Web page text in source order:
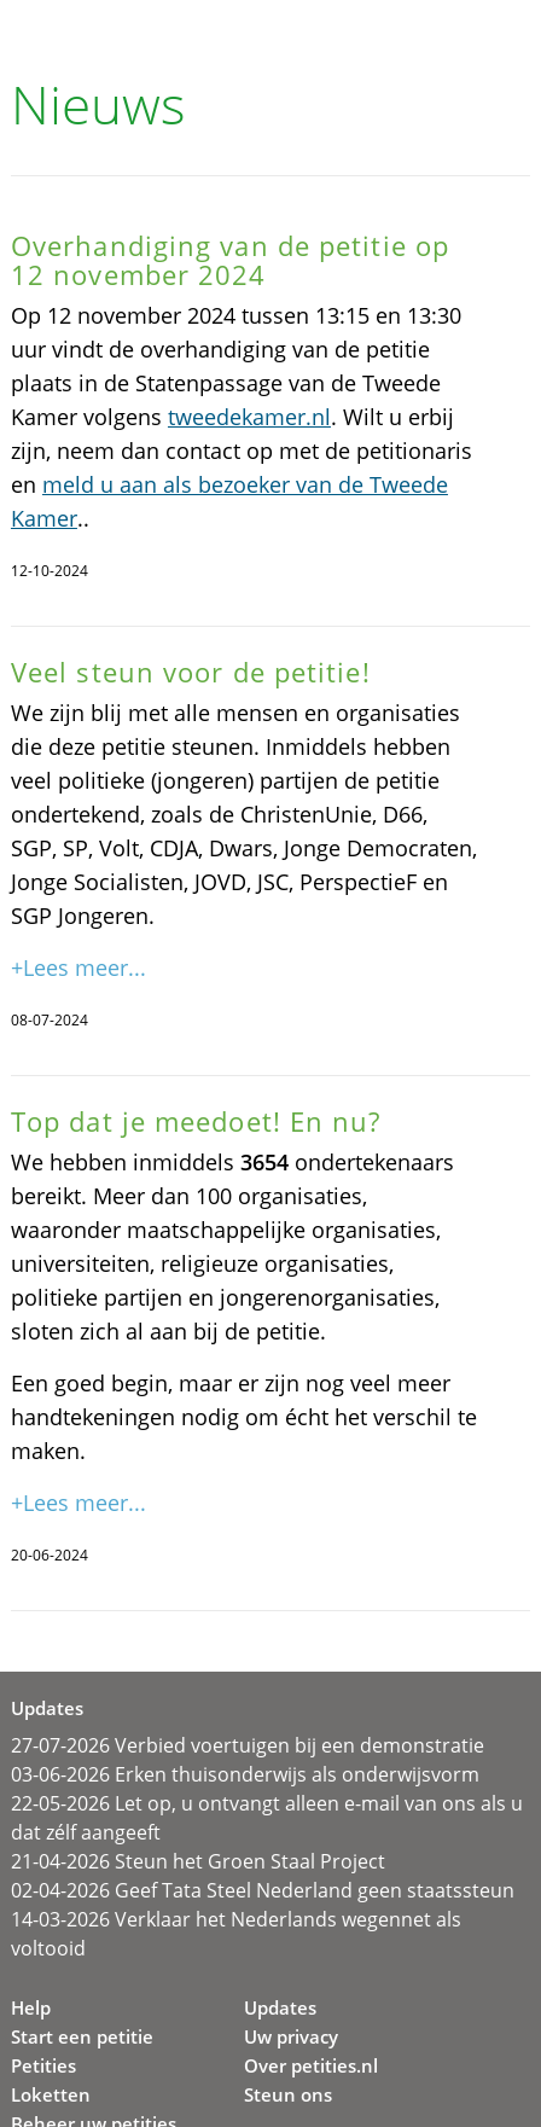
Nieuws
Overhandiging van de petitie op
12 november 2024
Op 12 november 2024 tussen 13:15 en 13:30
uur vindt de overhandiging van de petitie
plaats in de Statenpassage van de Tweede
Kamer volgens tweedekamer.nl. Wilt u erbij
zijn, neem dan contact op met de petitionaris
en meld u aan als bezoeker van de Tweede
Kamer..
12-10-2024
Veel steun voor de petitie!
We zijn blij met alle mensen en organisaties
die deze petitie steunen. Inmiddels hebben
veel politieke (jongeren) partijen de petitie
ondertekend, zoals de ChristenUnie, D66,
SGP, SP, Volt, CDJA, Dwars, Jonge Democraten,
Jonge Socialisten, JOVD, JSC, PerspectieF en
SGP Jongeren.
+Lees meer...
08-07-2024
Top dat je meedoet! En nu?
We hebben inmiddels 3654ondertekenaars
bereikt. Meer dan 100 organisaties,
waaronder maatschappelijke organisaties,
universiteiten, religieuze organisaties,
politieke partijen en jongerenorganisaties,
sloten zich al aan bij de petitie.
Een goed begin, maar er zijn nog veel meer
handtekeningen nodig om écht het verschil te
maken.
+Lees meer...
20-06-2024
Updates
27-07-2026 Verbied voertuigen bij een demonstratie
03-06-2026 Erken thuisonderwijs als onderwijsvorm
22-05-2026 Let op, u ontvangt alleen e-mail van ons als u
dat zélf aangeeft
21-04-2026 Steun het Groen Staal Project
02-04-2026 Geef Tata Steel Nederland geen staatssteun
14-03-2026 Verklaar het Nederlands wegennet als
voltooid
Help
Start een petitie
Petities
Loketten
Updates
Uw privacy
Over petities.nl
Steun ons